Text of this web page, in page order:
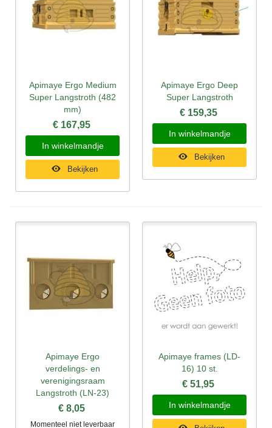
Apimaye Ergo Medium
Super Langstroth (482
mm)
€ 167,95
In winkelmandje
Bekijken
Apimaye Ergo Deep
Super Langstroth
€ 159,35
In winkelmandje
Bekijken
Apimaye Ergo
verdelings- en
verenigingsraam
Langstroth (LN-23)
€ 8,05
Momenteel niet leverbaar
Apimaye frames (LD-
16) 10 st.
€ 51,95
In winkelmandje